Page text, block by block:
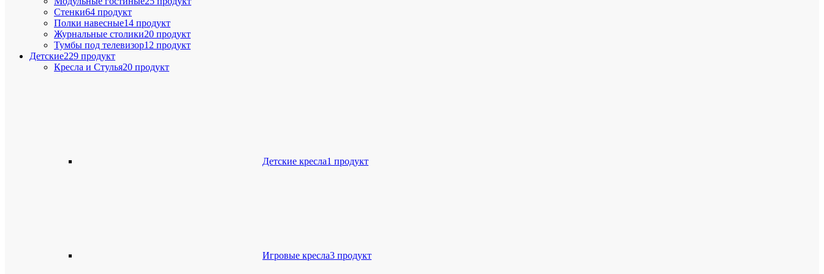
Стенки64 продукт
Полки навесные14 продукт
Журнальные столики20 продукт
Тумбы под телевизор12 продукт
Детские229 продукт
Кресла и Стулья20 продукт
Детские кресла1 продукт
Игровые кресла3 продукт